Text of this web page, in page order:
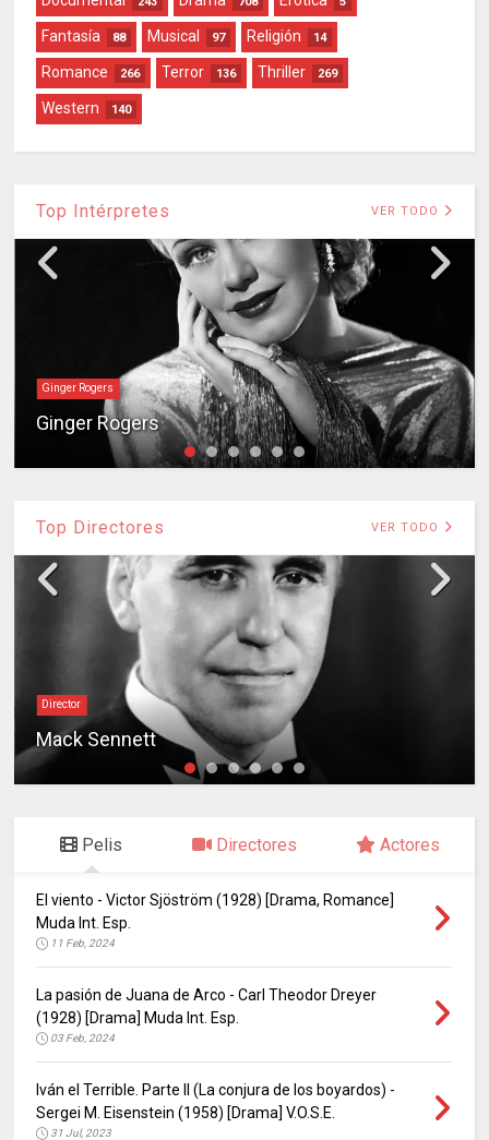
Fantasía 88 Musical 97 Religión 14
Romance 266 Terror 136 Thriller 269
Western 140
Top Intérpretes VER TODO
Ginger Rogers
Ginger Rogers
Top Directores VER TODO
Director
Mack Sennett
Pelis Directores Actores
El viento - Victor Sjöström (1928) [Drama, Romance]
Muda Int. Esp.
11 Feb, 2024
La pasión de Juana de Arco - Carl Theodor Dreyer
(1928) [Drama] Muda Int. Esp.
03 Feb, 2024
Iván el Terrible. Parte II (La conjura de los boyardos) -
Sergei M. Eisenstein (1958) [Drama] V.O.S.E.
31 Jul, 2023